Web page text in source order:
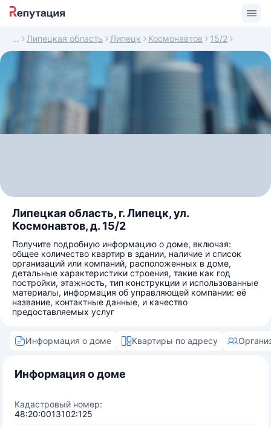
Липецкая область Липецк Космонавтов 15/2
Липецкая область, г. Липецк, ул.
Космонавтов, д. 15/2
Получите подробную информацию о доме, включая:
общее количество квартир в здании, наличие и список
организаций или компаний, расположенных в доме,
детальные характеристики строения, такие как год
постройки, этажность, тип конструкции и использованные
материалы, информация об управляющей компании: её
название, контактные данные, и качество
предоставляемых услуг
Информация о доме Квартиры по адресу
Информация о доме
Кадастровый номер:
48:20:0013102:125